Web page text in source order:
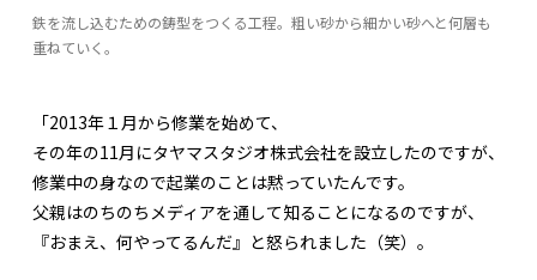
鉄を流し込むための鋳型をつくる工程。粗い砂から細かい砂へと何層も
重ねていく。
「2013年１月から修業を始めて、
その年の11月にタヤマスタジオ株式会社を設立したのですが、
修業中の身なので起業のことは黙っていたんです。
父親はのちのちメディアを通して知ることになるのですが、
『おまえ、何やってるんだ』と怒られました（笑）。